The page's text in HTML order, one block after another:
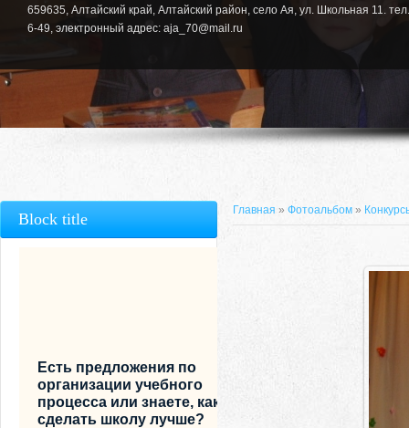
659635, Алтайский край, Алтайский район, село Ая, ул. Школьная 11.
6-49, электронный адрес: aja_70@mail.ru
Главная » Фотоальбом »
Block title
Есть предложения по
организации учебного
процесса или знаете, как
сделать школу лучше?